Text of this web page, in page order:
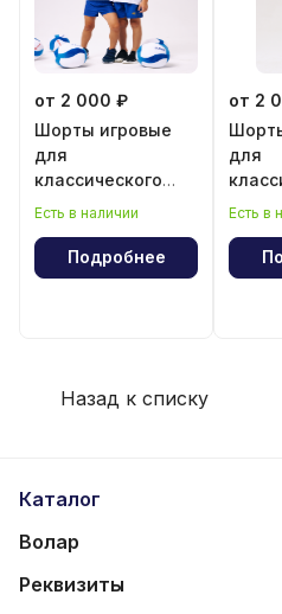
от 2 000 ₽
Шорты игровые
для
классического
волейбола для
Есть в наличии
Подробнее
от 2
для
Есть в
Назад к списку
Каталог
Волар
Реквизиты